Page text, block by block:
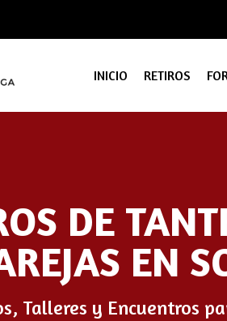
INICIO RETIROS
DE
EN
Talleres y Encuentros